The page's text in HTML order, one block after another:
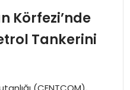
Körfezi’nde
Tankerini